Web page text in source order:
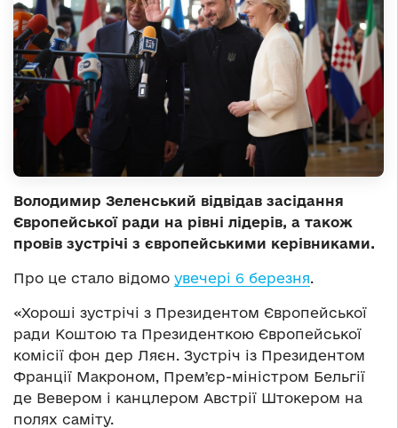
Володимир Зеленський відвідав засідання
Європейської ради на рівні лідерів, а також
провів зустрічі з європейськими керівниками.
Про це стало відомо увечері 6 березня
«Хороші зустрічі з Президентом Європейської
ради Коштою та Президенткою Європейської
комісії фон дер Ляєн. Зустріч із Президентом
Франції Макроном, Премʼєр-міністром Бельгії
де Вевером і канцлером Австрії Штокером на
полях саміту.